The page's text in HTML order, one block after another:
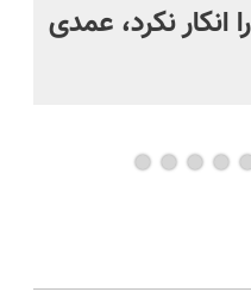
نکرد، عمدی